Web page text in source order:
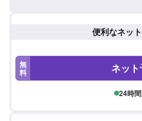
便利なネッ
無
料 ネッ
24時間